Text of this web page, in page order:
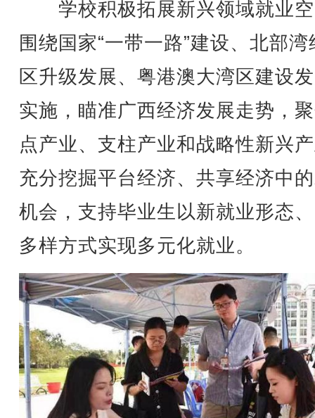
学校积极拓展新兴领域就业
围绕国家“一带一路”建设、北部湾
区升级发展、粤港澳大湾区建设
实施，瞄准广西经济发展走势，
点产业、支柱产业和战略性新兴
充分挖掘平台经济、共享经济中
机会，支持毕业生以新就业形态
多样方式实现多元化就业。